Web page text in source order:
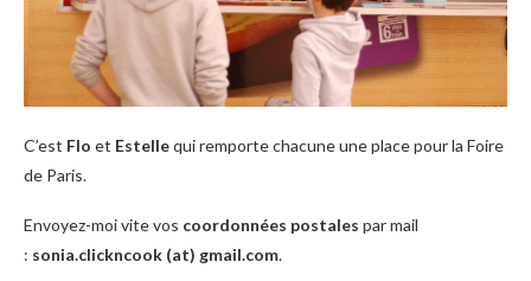
C’est Flo et Estellequi remporte chacune une place pour la Foire
de Paris.
Envoyez-moi vite vos coordonnées postales par mail
: sonia.clickncook (at) gmail.com.